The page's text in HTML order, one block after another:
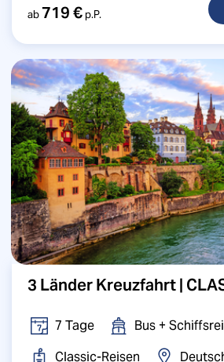
ab719 €p.P.
3 Länder Kreuzfahrt |
7 Tage
Bus +
Classic-Reisen